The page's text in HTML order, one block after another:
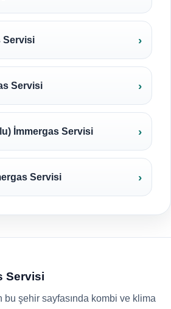
Servisi
Servisi
İmmergas Servisi
Servisi
Servisi
bu şehir sayfasında kombi ve klima